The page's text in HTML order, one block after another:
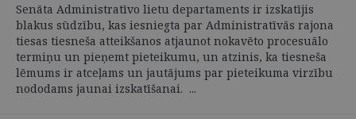
Senāta Administratīvo lietu departaments ir izskatījis
blakus sūdzību, kas iesniegta par Administratīvās rajona
tiesas tiesneša atteikšanos atjaunot nokavēto procesuālo
termiņu un pieņemt pieteikumu, un atzinis, ka tiesneša
lēmums ir atceļams un jautājums par pieteikuma virzību
nododams jaunai izskatīšanai. ...